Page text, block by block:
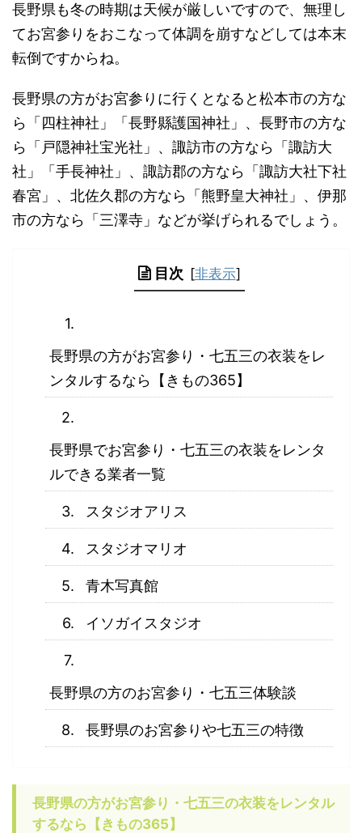
長野県も冬の時期は天候が厳しいですので、無理し
てお宮参りをおこなって体調を崩すなどしては本末
転倒ですからね。
長野県の方がお宮参りに行くとなると松本市の方な
ら「四柱神社」「長野縣護国神社」、長野市の方な
ら「戸隠神社宝光社」、諏訪市の方なら「諏訪大
社」「手長神社」、諏訪郡の方なら「諏訪大社下社
春宮」、北佐久郡の方なら「熊野皇大神社」、伊那
市の方なら「三澤寺」などが挙げられるでしょう。
目次 [非表示]
長野県の方がお宮参り・七五三の衣装をレ
ンタルするなら【きもの365】
長野県でお宮参り・七五三の衣装をレンタ
ルできる業者一覧
スタジオアリス
スタジオマリオ
青木写真館
イソガイスタジオ
長野県の方のお宮参り・七五三体験談
長野県のお宮参りや七五三の特徴
長野県の方がお宮参り・七五三の衣装をレンタル
するなら【きもの365】